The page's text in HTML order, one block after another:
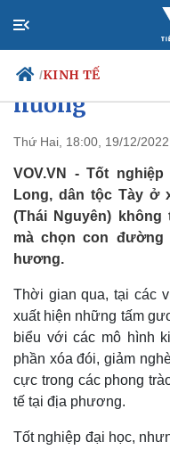
/KINH TẾ
Chính trị
Đảng
Tổ chức nhân sự
Quốc hội
Nhận diện sự thật
Thanh niên
giàu ngay
hương
Thứ Hai, 18:00, 19/12/2022
VOV.VN - Tốt
Long, dân tộc Tày ở
(Thái Nguyên)
mà chọn con
hương.
Thời gian qua, tại các
xuất hiện những tấm
biểu với các mô hình
phần xóa đói, giảm
cực trong các phong
tế tại địa phương.
Tốt nghiệp đại học,